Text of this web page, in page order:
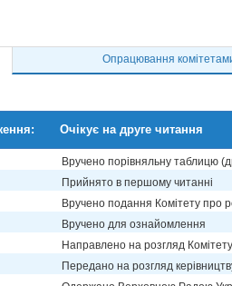
Опрацювання
Очікує на друге читання
Вручено порівняльну таблицю
Прийнято в першому читанні
Вручено подання Комітету про
Вручено для ознайомлення
Направлено на розгляд Комітету
Передано на розгляд